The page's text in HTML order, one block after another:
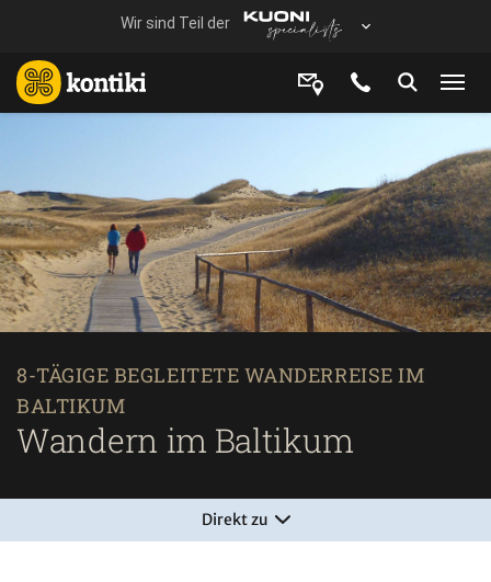
8-TÄGIGE BEGLEITETE WANDERREISE IM
BALTIKUM
Wandern im Baltikum
Direkt zu